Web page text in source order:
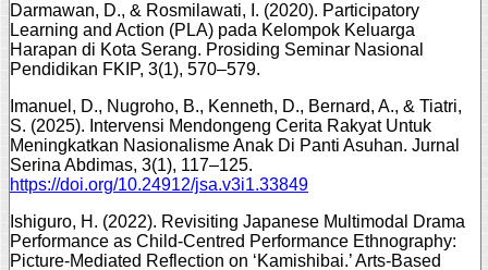
Darmawan, D., & Rosmilawati, I. (2020). Participatory
Learning and Action (PLA) pada Kelompok Keluarga
Harapan di Kota Serang. Prosiding Seminar Nasional
Pendidikan FKIP, 3(1), 570–579.
Imanuel, D., Nugroho, B., Kenneth, D., Bernard, A., & Tiatri,
S. (2025). Intervensi Mendongeng Cerita Rakyat Untuk
Meningkatkan Nasionalisme Anak Di Panti Asuhan. Jurnal
Serina Abdimas, 3(1), 117–125.
https://doi.org/10.24912/jsa.v3i1.33849
Ishiguro, H. (2022). Revisiting Japanese Multimodal Drama
Performance as Child-Centred Performance Ethnography:
Picture-Mediated Reflection on ‘Kamishibai.’ Arts-Based